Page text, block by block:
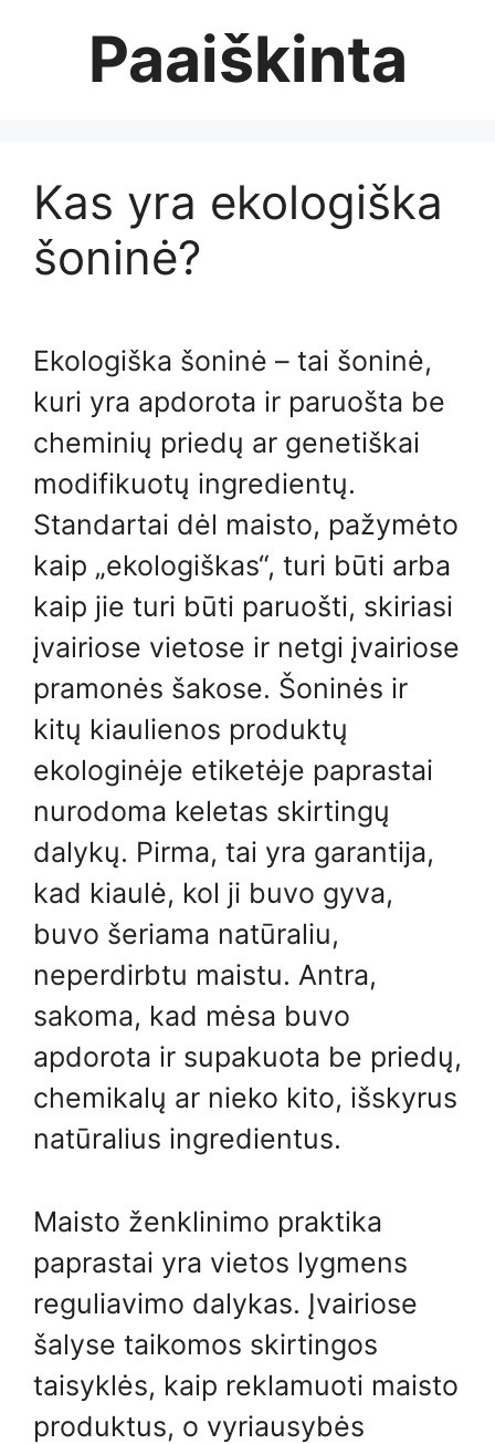
Paaiškinta
Kas yra ekologiška
šoninė?
Ekologiška šoninė – tai šoninė,
kuri yra apdorota ir paruošta be
cheminių priedų ar genetiškai
modifikuotų ingredientų.
Standartai dėl maisto, pažymėto
kaip „ekologiškas“, turi būti arba
kaip jie turi būti paruošti, skiriasi
įvairiose vietose ir netgi įvairiose
pramonės šakose. Šoninės ir
kitų kiaulienos produktų
ekologinėje etiketėje paprastai
nurodoma keletas skirtingų
dalykų. Pirma, tai yra garantija,
kad kiaulė, kol ji buvo gyva,
buvo šeriama natūraliu,
neperdirbtu maistu. Antra,
sakoma, kad mėsa buvo
apdorota ir supakuota be priedų,
chemikalų ar nieko kito, išskyrus
natūralius ingredientus.
Maisto ženklinimo praktika
paprastai yra vietos lygmens
reguliavimo dalykas. Įvairiose
šalyse taikomos skirtingos
taisyklės, kaip reklamuoti maisto
produktus, o vyriausybės